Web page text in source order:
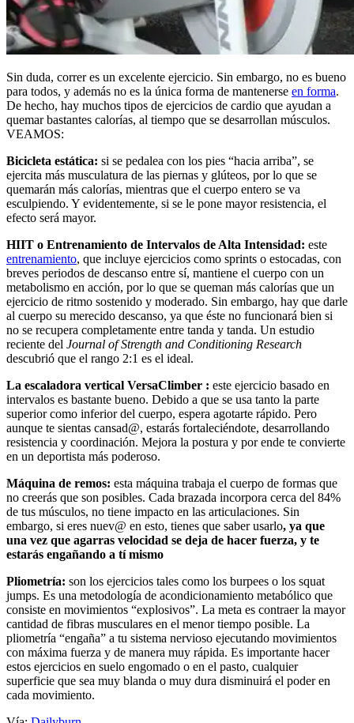
Sin duda, correr es un excelente ejercicio. Sin embargo, no es bueno
para todos, y además no es la única forma de mantenerse en forma.
De hecho, hay muchos tipos de ejercicios de cardio que ayudan a
quemar bastantes calorías, al tiempo que se desarrollan músculos.
VEAMOS:
Bicicleta estática: si se pedalea con los pies “hacia arriba”, se
ejercita más musculatura de las piernas y glúteos, por lo que se
quemarán más calorías, mientras que el cuerpo entero se va
esculpiendo. Y evidentemente, si se le pone mayor resistencia, el
efecto será mayor.
HIIT o Entrenamiento de Intervalos de Alta Intensidad: este
entrenamiento, que incluye ejercicios como sprints o estocadas, con
breves periodos de descanso entre sí, mantiene el cuerpo con un
metabolismo en acción, por lo que se queman más calorías que un
ejercicio de ritmo sostenido y moderado. Sin embargo, hay que darle
al cuerpo su merecido descanso, ya que éste no funcionará bien si
no se recupera completamente entre tanda y tanda. Un estudio
reciente del Journal of Strength and Conditioning Research
descubrió que el rango 2:1 es el ideal.
La escaladora vertical VersaClimber : este ejercicio basado en
intervalos es bastante bueno. Debido a que se usa tanto la parte
superior como inferior del cuerpo, espera agotarte rápido. Pero
aunque te sientas cansad@, estarás fortaleciéndote, desarrollando
resistencia y coordinación. Mejora la postura y por ende te convierte
en un deportista más poderoso.
Máquina de remos: esta máquina trabaja el cuerpo de formas que
no creerás que son posibles. Cada brazada incorpora cerca del 84%
de tus músculos, no tiene impacto en las articulaciones. Sin
embargo, si eres nuev@ en esto, tienes que saber usarlo, ya que
una vez que agarras velocidad se deja de hacer fuerza, y te
estarás engañando a tí mismo
Pliometría: son los ejercicios tales como los burpees o los squat
jumps. Es una metodología de acondicionamiento metabólico que
consiste en movimientos “explosivos”. La meta es contraer la mayor
cantidad de fibras musculares en el menor tiempo posible. La
pliometría “engaña” a tu sistema nervioso ejecutando movimientos
con máxima fuerza y de manera muy rápida. Es importante hacer
estos ejercicios en suelo engomado o en el pasto, cualquier
superficie que sea muy blanda o muy dura disminuirá el poder en
cada movimiento.